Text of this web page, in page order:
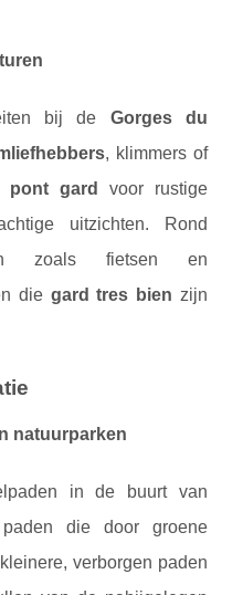
bij de Gorges du
, klimmers of
pont gard
voor rustige
uitzichten. Rond
zoals fietsen en
die gard tres bien zijn
natuurparken
in de buurt van
die door groene
verborgen paden